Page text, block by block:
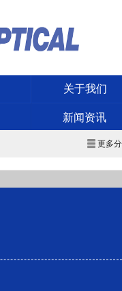
关于我们
新闻资讯
更多